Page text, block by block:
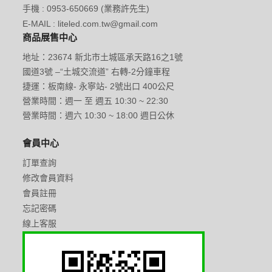
手機 : 0953-650669 (業務許先生)
E-MAIL : liteled.com.tw@gmail.com
商品展售中心
地址：23674 新北市土城區承天路16之1號
國道3號 –“土城交流道” 右轉-2分鐘車程
捷運：板南線- 永寧站- 2號出口 400公尺
營業時間：週一 至 週五 10:30 ~ 22:30
營業時間：週六 10:30 ~ 18:00 週日公休
會員中心
訂單查詢
修改會員資料
會員註冊
忘記密碼
線上客服